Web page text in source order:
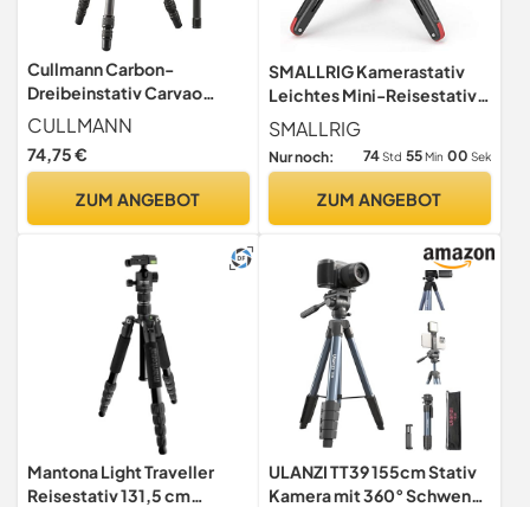
Cullmann Carbon-
Dreibeinstativ Carvao
816TC
CULLMANN
74,75 €
ZUM ANGEBOT
SMALLRIG Kamerastativ
Leichtes Mini-Reisestativ
aus Aluminium mit 1/4
Schraubbefestigung stativ,
Smartphone, DSLR,
Maximale Tragfähigkeit 2
kg - 2664
SMALLRIG
Nur noch: 74Std 54Min 59 Sek
ZUM ANGEBOT
Mantona Light Traveller
Reisestativ 131,5 cm
ULANZI TT39 155cm Stativ
Kamera mit 360° Schwenk